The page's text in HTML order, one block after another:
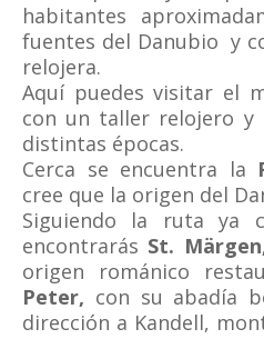
habitantes
fuentes del Danubio y
relojera.
Aquí puedes visitar el
con un taller relojero y
distintas épocas.
Cerca se encuentra la
cree que la origen del
Siguiendo la ruta ya
encontrarás St.
origen románico
Peter, con su abadía
dirección a Kandell,